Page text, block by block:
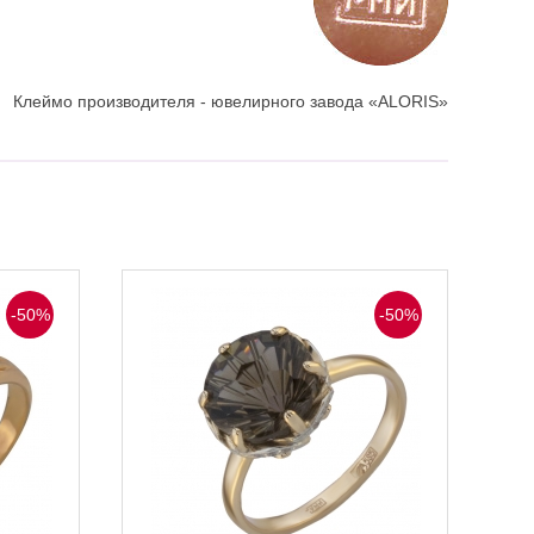
Клеймо производителя - ювелирного завода «ALORIS»
-50% -50%